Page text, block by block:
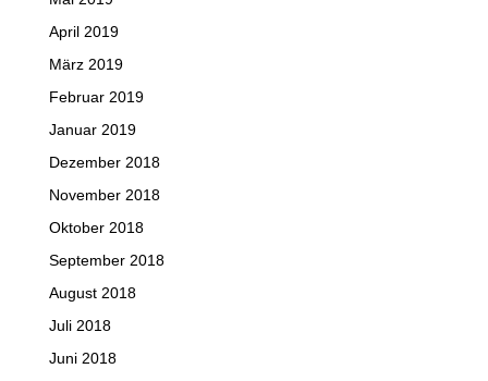
April 2019
März 2019
Februar 2019
Januar 2019
Dezember 2018
November 2018
Oktober 2018
September 2018
August 2018
Juli 2018
Juni 2018